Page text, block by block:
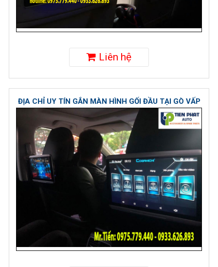
Liên hệ
ĐỊA CHỈ UY TÍN GẮN MÀN HÌNH GỐI ĐẦU TẠI GÒ VẤP